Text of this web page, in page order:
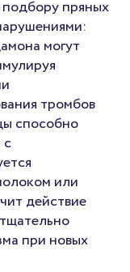
пряных
могут
тромбов
способно
с
или
действие
при новых